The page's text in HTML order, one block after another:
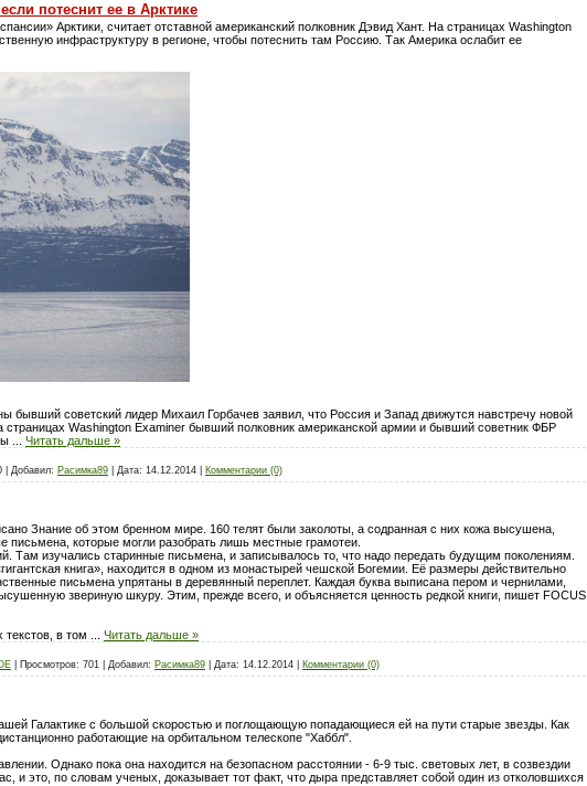
потеснит ее в Арктике
Арктики, считает отставной американский полковник Дэвид Хант. На страницах Washington
инфраструктуру в регионе, чтобы потеснить там Россию. Так Америка ослабит ее
бывший советский лидер Михаил Горбачев заявил, что Россия и Запад движутся навстречу новой
страницах Washington Examiner бывший полковник американской армии и бывший советник ФБР
Читать дальше »
Добавил: Расимка89 Дата: 14.12.2014 Комментарии (0)
Знание об этом бренном мире. 160 телят были заколоты, а содранная с них кожа высушена,
письмена, которые могли разобрать лишь местные грамотеи.
Там изучались старинные письмена, и записывалось то, что надо передать будущим поколениям.
книга», находится в одном из монастырей чешской Богемии. Её размеры действительно
письмена упрятаны в деревянный переплет. Каждая буква выписана пером и чернилами,
звериную шкуру. Этим, прежде всего, и объясняется ценность редкой книги, пишет FOCUS
текстов, в том
Читать дальше »
Просмотров: 701 Добавил: Расимка89 Дата: 14.12.2014 Комментарии (0)
Галактике с большой скоростью и поглощающую попадающиеся ей на пути старые звезды. Как
работающие на орбитальном телескопе "Хаббл".
Однако пока она находится на безопасном расстоянии - 6-9 тыс. световых лет, в созвездии
и это, по словам ученых, доказывает тот факт, что дыра представляет собой один из отколовшихся